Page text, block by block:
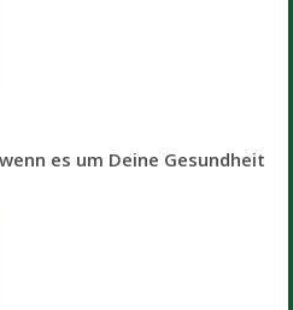
es um Deine Gesundheit